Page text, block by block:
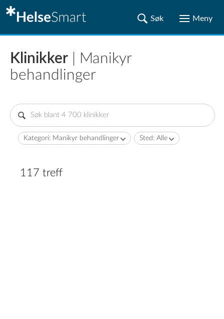
Klinikker | Manikyr
behandlinger
Kategori: Manikyr behandlinger Sted: Alle
117 treff